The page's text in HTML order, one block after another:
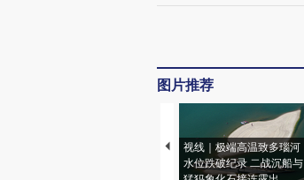
图片推荐
视线｜极端高温致多瑙河
水位跌破纪录 二战沉船与